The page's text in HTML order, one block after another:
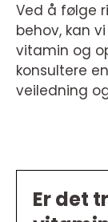
Ved å følge
behov, kan
vitamin og
konsultere
veiledning
Er det